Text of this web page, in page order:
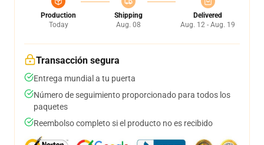
Production
Today
Shipping
Aug. 08
Delivered
Aug. 12 - Aug. 19
Transacción segura
Entrega mundial a tu puerta
Número de seguimiento proporcionado para todos los
paquetes
Reembolso completo si el producto no es recibido